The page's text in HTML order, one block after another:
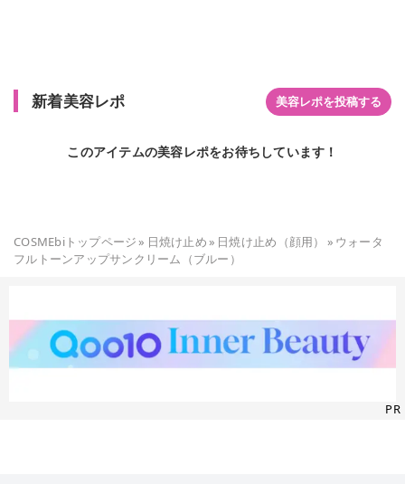
新着美容レポ 美容レポを投稿する
このアイテムの美容レポをお待ちしています！
COSMEbiトップページ» 日焼け止め» 日焼け止め（顔用） » ウォータ
フルトーンアップサンクリーム（ブルー）
PR